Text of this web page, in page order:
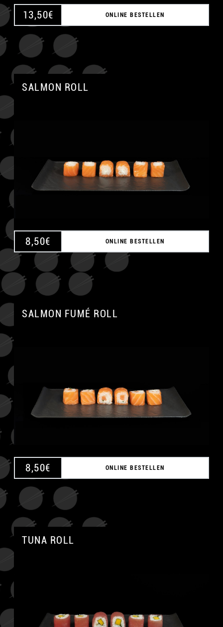
13,50€ ONLINE BESTELLEN
SALMON ROLL
8,50€ ONLINE BESTELLEN
SALMON FUMÉ ROLL
8,50€ ONLINE BESTELLEN
TUNA ROLL